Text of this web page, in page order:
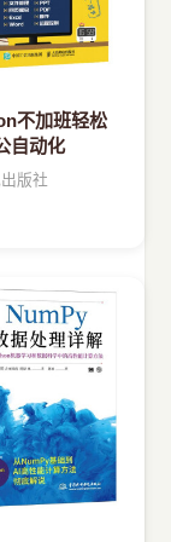
不加班轻松
自动化
版社